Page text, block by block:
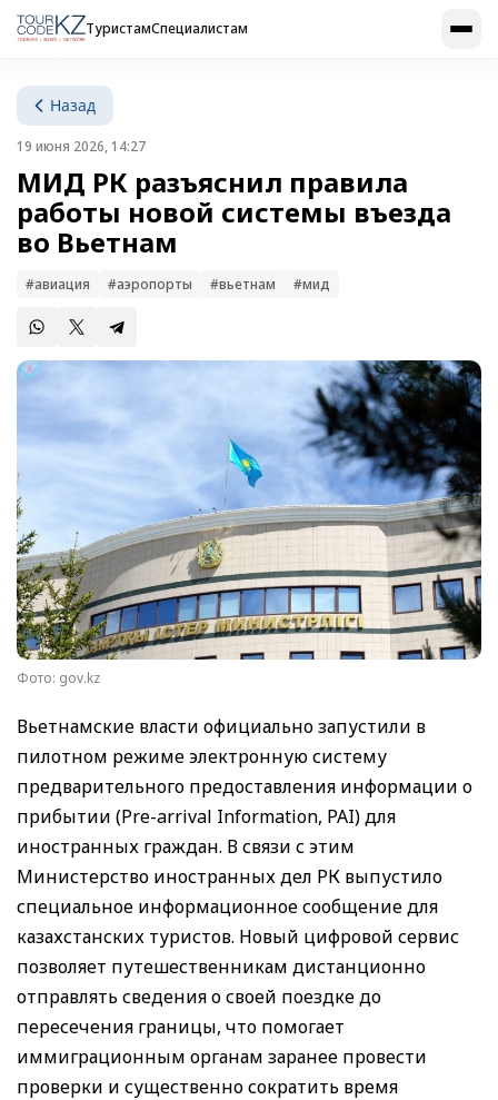
ТуристамСпециалистам
Назад
19 июня 2026, 14:27
МИД РК разъяснил правила
работы новой системы въезда
во Вьетнам
#авиация #аэропорты #вьетнам #мид
Фото: gov.kz
Вьетнамские власти официально запустили в
пилотном режиме электронную систему
предварительного предоставления информации о
прибытии (Pre-arrival Information, PAI) для
иностранных граждан. В связи с этим
Министерство иностранных дел РК выпустило
специальное информационное сообщение для
казахстанских туристов. Новый цифровой сервис
позволяет путешественникам дистанционно
отправлять сведения о своей поездке до
пересечения границы, что помогает
иммиграционным органам заранее провести
проверки и существенно сократить время